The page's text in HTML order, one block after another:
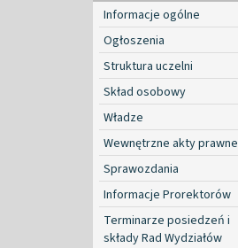
Informacje ogólne
Ogłoszenia
Struktura uczelni
Skład osobowy
Władze
Wewnętrzne akty prawne
Sprawozdania
Informacje Prorektorów
Terminarze posiedzeń i
składy Rad Wydziałów